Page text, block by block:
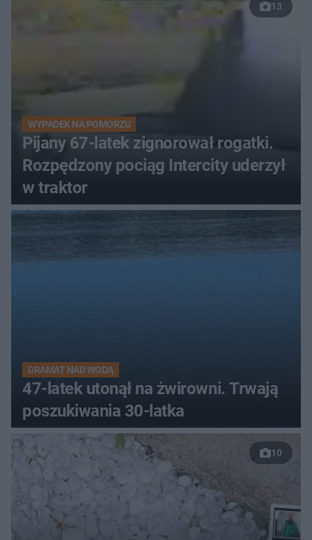
13
WYPADEK NA POMORZU
Pijany 67-latek zignorował rogatki.
Rozpędzony pociąg Intercity uderzył
w traktor
DRAMAT NAD WODĄ
47-latek utonął na żwirowni. Trwają
poszukiwania 30-latka
10